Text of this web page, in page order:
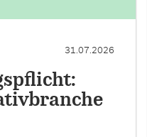
31.07.2026